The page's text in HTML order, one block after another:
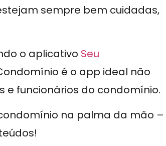
sempre bem cuidadas,
o aplicativo Seu
é o app ideal não
funcionários do condomínio.
na palma da mão –